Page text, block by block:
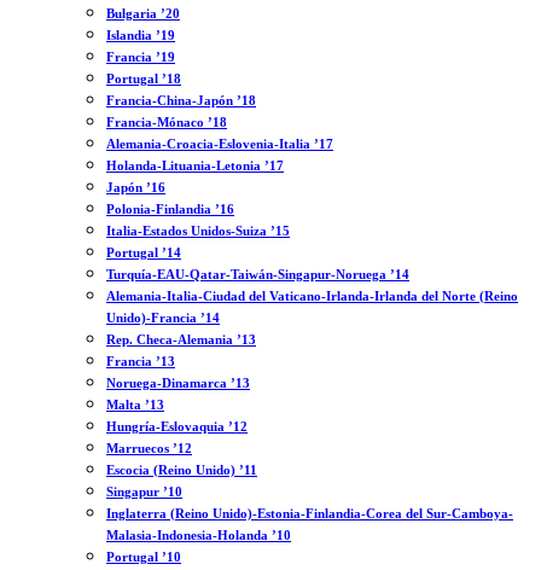
Bulgaria ’20
Islandia ’19
Francia ’19
Portugal ’18
Francia-China-Japón ’18
Francia-Mónaco ’18
Alemania-Croacia-Eslovenia-Italia ’17
Holanda-Lituania-Letonia ’17
Japón ’16
Polonia-Finlandia ’16
Italia-Estados Unidos-Suiza ’15
Portugal ’14
Turquía-EAU-Qatar-Taiwán-Singapur-Noruega ’14
Alemania-Italia-Ciudad del Vaticano-Irlanda-Irlanda del Norte (Reino
Unido)-Francia ’14
Rep. Checa-Alemania ’13
Francia ’13
Noruega-Dinamarca ’13
Malta ’13
Hungría-Eslovaquia ’12
Marruecos ’12
Escocia (Reino Unido) ’11
Singapur ’10
Inglaterra (Reino Unido)-Estonia-Finlandia-Corea del Sur-Camboya-
Malasia-Indonesia-Holanda ’10
Portugal ’10